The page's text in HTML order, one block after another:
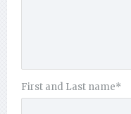
First and Last name*